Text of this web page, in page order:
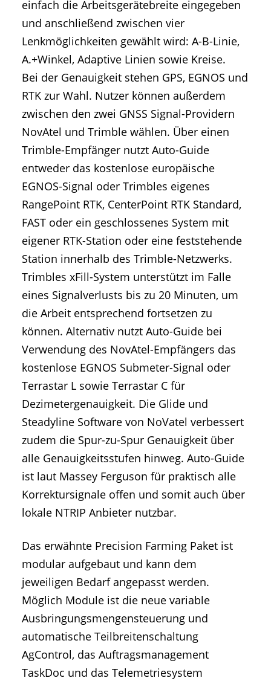
einfach die Arbeitsgerätebreite eingegeben
und anschließend zwischen vier
Lenkmöglichkeiten gewählt wird: A-B-Linie,
A.+Winkel, Adaptive Linien sowie Kreise.
Bei der Genauigkeit stehen GPS, EGNOS und
RTK zur Wahl. Nutzer können außerdem
zwischen den zwei GNSS Signal-Providern
NovAtel und Trimble wählen. Über einen
Trimble-Empfänger nutzt Auto-Guide
entweder das kostenlose europäische
EGNOS-Signal oder Trimbles eigenes
RangePoint RTK, CenterPoint RTK Standard,
FAST oder ein geschlossenes System mit
eigener RTK-Station oder eine feststehende
Station innerhalb des Trimble-Netzwerks.
Trimbles xFill-System unterstützt im Falle
eines Signalverlusts bis zu 20 Minuten, um
die Arbeit entsprechend fortsetzen zu
können. Alternativ nutzt Auto-Guide bei
Verwendung des NovAtel-Empfängers das
kostenlose EGNOS Submeter-Signal oder
Terrastar L sowie Terrastar C für
Dezimetergenauigkeit. Die Glide und
Steadyline Software von NoVatel verbessert
zudem die Spur-zu-Spur Genauigkeit über
alle Genauigkeitsstufen hinweg. Auto-Guide
ist laut Massey Ferguson für praktisch alle
Korrektursignale offen und somit auch über
lokale NTRIP Anbieter nutzbar.
Das erwähnte Precision Farming Paket ist
modular aufgebaut und kann dem
jeweiligen Bedarf angepasst werden.
Möglich Module ist die neue variable
Ausbringungsmengensteuerung und
automatische Teilbreitenschaltung
AgControl, das Auftragsmanagement
TaskDoc und das Telemetriesystem